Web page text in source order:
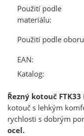
Použití podle
materiálu:
Použití podle
EAN:
Katalog:
Řezný kotouč
kotouč s lehkým
rychlosti s dobrým
ocel.